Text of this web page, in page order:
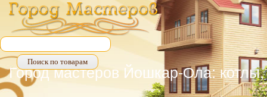
Город мастеров Йошкар-Ола: